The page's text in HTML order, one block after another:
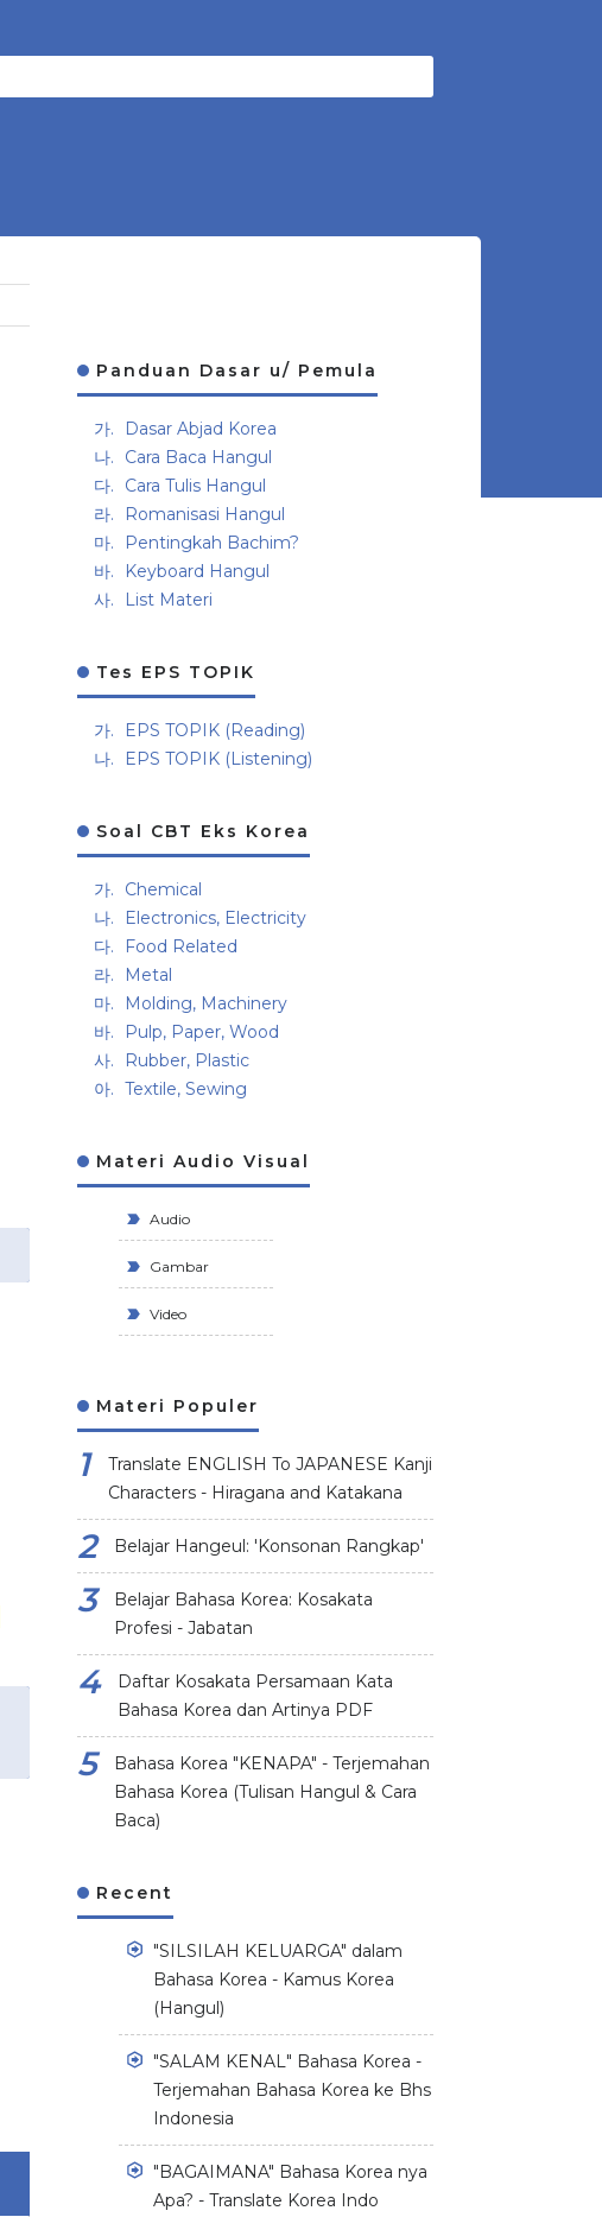
Panduan Dasar u/ Pemula
Dasar Abjad Korea
Cara Baca Hangul
Cara Tulis Hangul
Romanisasi Hangul
Pentingkah Bachim?
Keyboard Hangul
List Materi
Tes EPS TOPIK
EPS TOPIK (Reading)
EPS TOPIK (Listening)
Soal CBT Eks Korea
Chemical
Electronics, Electricity
Food Related
Metal
Molding, Machinery
Pulp, Paper, Wood
Rubber, Plastic
Textile, Sewing
Materi Audio Visual
Audio
Gambar
Video
Materi Populer
Translate ENGLISH To JAPANESE Kanji
Characters - Hiragana and Katakana
Belajar Hangeul: 'Konsonan Rangkap'
Belajar Bahasa Korea: Kosakata
Profesi - Jabatan
Daftar Kosakata Persamaan Kata
Bahasa Korea dan Artinya PDF
Bahasa Korea "KENAPA" - Terjemahan
Bahasa Korea (Tulisan Hangul & Cara
Baca)
Recent
"SILSILAH KELUARGA" dalam
Bahasa Korea - Kamus Korea
(Hangul)
"SALAM KENAL" Bahasa Korea -
Terjemahan Bahasa Korea ke Bhs
Indonesia
"BAGAIMANA" Bahasa Korea nya
Apa? - Translate Korea Indo